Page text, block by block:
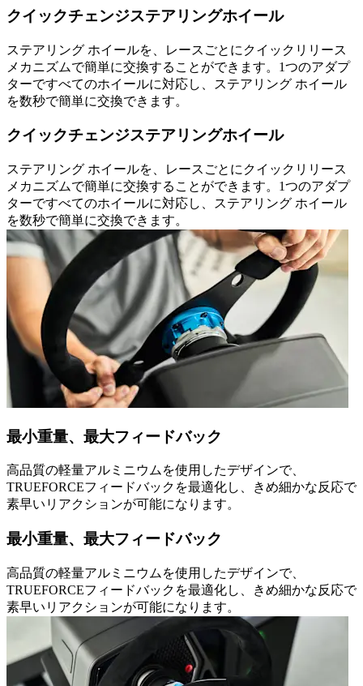
クイックチェンジステアリングホイール
ステアリング ホイールを、レースごとにクイックリリース
メカニズムで簡単に交換することができます。1つのアダプ
ターですべてのホイールに対応し、ステアリング ホイール
を数秒で簡単に交換できます。
クイックチェンジステアリングホイール
ステアリング ホイールを、レースごとにクイックリリース
メカニズムで簡単に交換することができます。1つのアダプ
ターですべてのホイールに対応し、ステアリング ホイール
を数秒で簡単に交換できます。
最小重量、最大フィードバック
高品質の軽量アルミニウムを使用したデザインで、
TRUEFORCEフィードバックを最適化し、きめ細かな反応で
素早いリアクションが可能になります。
最小重量、最大フィードバック
高品質の軽量アルミニウムを使用したデザインで、
TRUEFORCEフィードバックを最適化し、きめ細かな反応で
素早いリアクションが可能になります。